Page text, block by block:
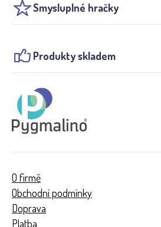
Smysluplné hračky
Produkty skladem
O firmě
Obchodní podmínky
Doprava
Platba